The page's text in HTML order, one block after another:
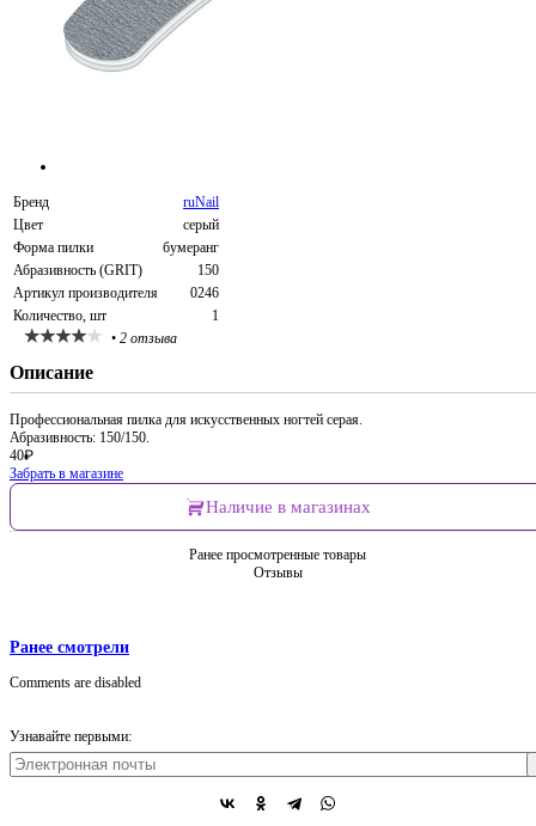
Бренд
ruNail
Цвет
серый
Форма пилки
бумеранг
Абразивность (GRIT)
150
Артикул производителя
0246
Количество, шт
1
• 2 отзыва
Описание
Профессиональная пилка для искусственных ногтей серая.
Абразивность: 150/150.
40₽
Забрать в магазине
Наличие в магазинах
Ранее просмотренные товары
Отзывы
Ранее смотрели
Comments are disabled
Узнавайте первыми: